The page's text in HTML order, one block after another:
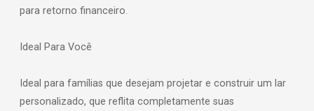
para retorno financeiro.
Ideal Para Você
Ideal para famílias que desejam projetar e construir um lar
personalizado, que reflita completamente suas